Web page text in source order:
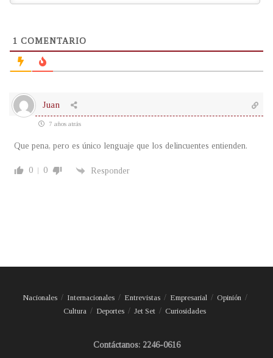
1 COMENTARIO
Juan
7 años atrás
Que pena, pero es único lenguaje que los delincuentes entienden.
0 0 Responder
Nacionales Internacionales Entrevistas Empresarial
Opinión
Cultura
Deportes Jet Set Curiosidades
Contáctanos: 2246-0616